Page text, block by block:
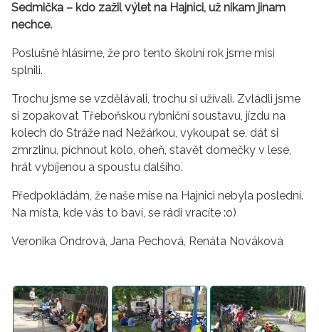
Sedmička – kdo zažil výlet na Hajnici, už nikam jinam
nechce.
Poslušně hlásíme, že pro tento školní rok jsme misi
splnili.
Trochu jsme se vzdělávali, trochu si užívali. Zvládli jsme
si zopakovat Třeboňskou rybniční soustavu, jízdu na
kolech do Stráže nad Nežárkou, vykoupat se, dát si
zmrzlinu, píchnout kolo, oheň, stavět domečky v lese,
hrát vybíjenou a spoustu dalšího.
Předpokládám, že naše mise na Hajnici nebyla poslední.
Na místa, kde vás to baví, se rádi vracíte :o)
Veronika Ondrová, Jana Pechová, Renáta Nováková